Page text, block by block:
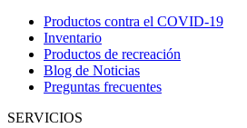
Productos contra el COVID-19
Inventario
Productos de recreación
Blog de Noticias
Preguntas frecuentes
SERVICIOS